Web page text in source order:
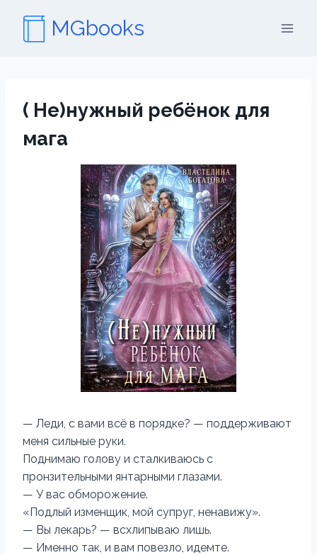
содержимому
MGbooks
( Не)нужный ребёнок для
мага
— Леди, с вами всё в порядке? — поддерживают
меня сильные руки.
Поднимаю голову и сталкиваюсь с
пронзительными янтарными глазами.
— У вас обморожение.
«Подлый изменщик, мой супруг, ненавижу».
— Вы лекарь? — всхлипываю лишь.
— Именно так, и вам повезло, идемте.